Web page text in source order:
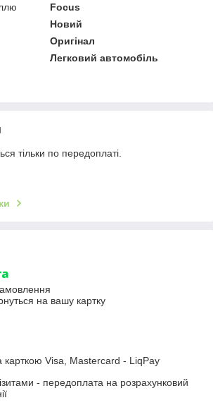
Focus
Новий
Оригінал
Легковий автомобіль
тільки по передоплаті.
на вашу картку
Visa, Mastercard - LiqPay
- передоплата на розрахунковий